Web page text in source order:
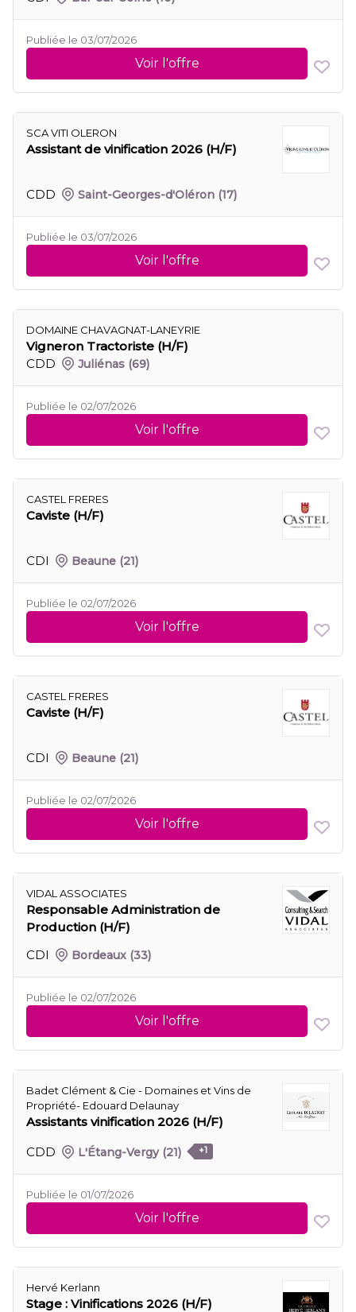
Publiée le 03/07/2026
Voir l'offre
SCA VITI OLERON
Assistant de vinification 2026 (H/F)
CDD Saint-Georges-d'Oléron (17)
Publiée le 03/07/2026
Voir l'offre
DOMAINE CHAVAGNAT-LANEYRIE
Vigneron Tractoriste (H/F)
CDD
Juliénas (69)
Publiée le 02/07/2026
Voir l'offre
CASTEL FRERES
Caviste (H/F)
CDI Beaune (21)
Publiée le 02/07/2026
Voir l'offre
CASTEL FRERES
Caviste (H/F)
CDI Beaune (21)
Publiée le 02/07/2026
Voir l'offre
VIDAL ASSOCIATES
Responsable Administration de
Production (H/F)
CDI
Bordeaux (33)
Publiée le 02/07/2026
Voir l'offre
Badet Clément & Cie - Domaines et Vins de
Propriété- Edouard Delaunay
Assistants vinification 2026 (H/F)
CDD
L'Étang-Vergy (21) +1
Publiée le 01/07/2026
Voir l'offre
Hervé Kerlann
Stage : Vinifications 2026 (H/F)